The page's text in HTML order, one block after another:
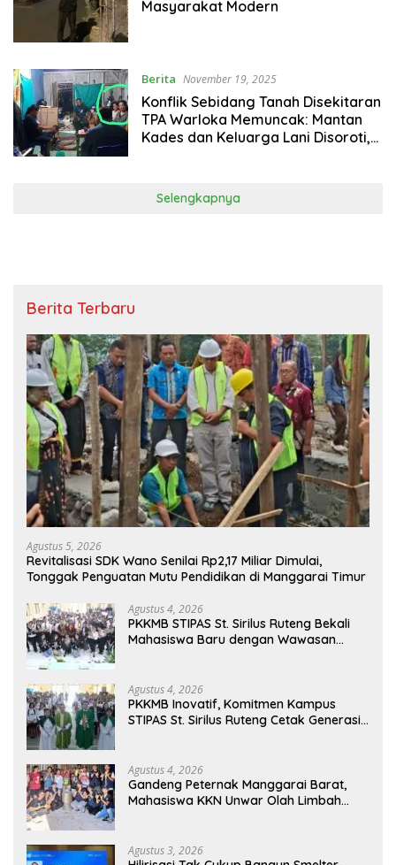
Masyarakat Modern
Berita November 19, 2025
Konflik Sebidang Tanah Disekitaran
TPA Warloka Memuncak: Mantan
Kades dan Keluarga Lani Disoroti,
Selengkapnya
Berita Terbaru
Agustus 5, 2026
Revitalisasi SDK Wano Senilai Rp2,17 Miliar Dimulai,
Tonggak Penguatan Mutu Pendidikan di Manggarai Timur
Agustus 4, 2026
PKKMB STIPAS St. Sirilus Ruteng Bekali
Mahasiswa Baru dengan Wawasan
Agustus 4, 2026
PKKMB Inovatif, Komitmen Kampus
STIPAS St. Sirilus Ruteng Cetak Generasi
Agustus 4, 2026
Gandeng Peternak Manggarai Barat,
Mahasiswa KKN Unwar Olah Limbah
Agustus 3, 2026